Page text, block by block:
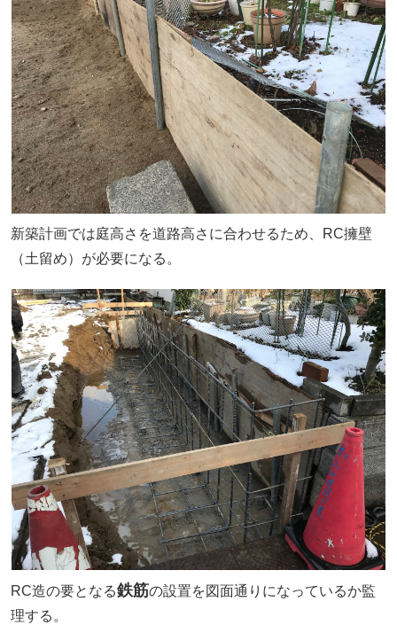
新築計画では庭高さを道路高さに合わせるため、RC擁壁
（土留め）が必要になる。
RC造の要となる鉄筋の設置を図面通りになっているか監
理する。